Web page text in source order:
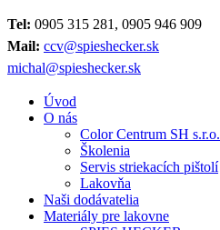
Tel: 0905 315 281, 0905 946 909
Mail: ccv@spieshecker.sk
michal@spieshecker.sk
Úvod
O nás
Color Centrum SH s.r.o.
Školenia
Servis striekacích pištolí
Lakovňa
Naši dodávatelia
Materiály pre lakovne